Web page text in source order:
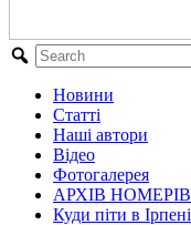
Новини
Статті
Наші автори
Відео
Фотогалерея
АРХІВ НОМЕРІВ
Куди піти в Ірпені